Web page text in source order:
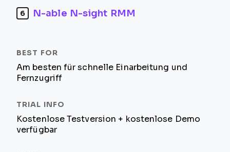
6 N-able N-sight RMM
Am besten für schnelle Einarbeitung und
Fernzugriff
Kostenlose Testversion + kostenlose Demo
verfügbar